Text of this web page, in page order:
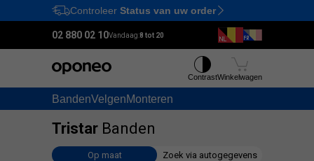
Ctrl M
Controleer Status van uw order
02 880 02 10Vandaag:8 tot 20
BandenVelgenMonteren
ContrastWinkelwagen
Tristar Banden
Op maat Zoek via autogegevens